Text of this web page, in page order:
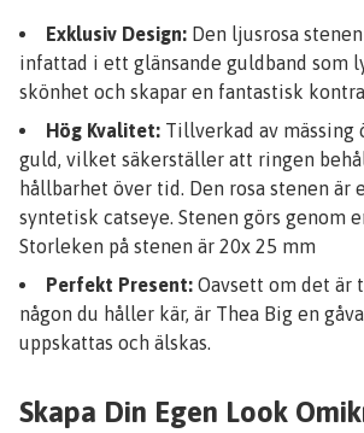
Exklusiv Design: Den ljusrosa
infattad i ett glänsande guldband som
skönhet och skapar en fantastisk
Hög Kvalitet: Tillverkad av mässing
guld, vilket säkerställer att ringen
hållbarhet över tid. Den rosa stenen är
syntetisk catseye. Stenen görs genom
Storleken på stenen är 20x 25 mm
Perfekt Present: Oavsett om det
någon du håller kär, är Thea Big en
uppskattas och älskas.
Skapa Din Egen Look